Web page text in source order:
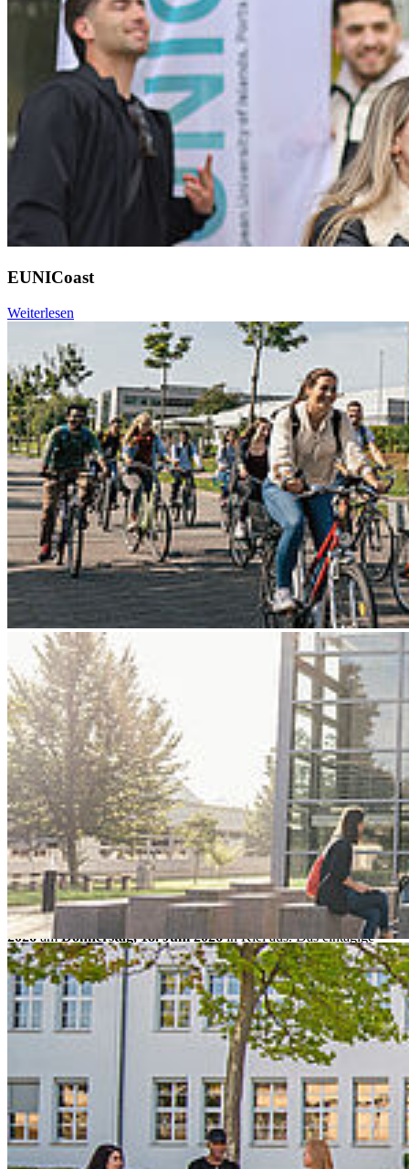
EUNICoast
Weiterlesen
Go to slide 1
Go to slide 2
Go to slide 3
Go to slide 4
Go to slide 5
Go to slide 6
Go to slide 7
Go to slide 8
Go to slide 9
Zurück
Ostsee ConnecT 2026: Wissenschaft.
Wirtschaft. Gesellschaft: Hochschulen
gestalten Wandel durch Innovation und
Zusammenarbeit
Donnerstag, 18. Juni 2026 - 0900Uhr
HAW Kiel || Rektorat
Die Europa-Universität Flensburg (EUF), die Hochschule für
Angewandte Wissenschaften Kiel (HAW Kiel) und die Hochschule
Stralsund richten die erste
Netzwerkkonferenz Ostsee ConnecT
2026amDonnerstag, 18. Juni 2026in Kiel aus. Das eintägige
Treffen richtet sich zunächst an alle deutschsprachigen Hochschulen
in Schleswig-Holstein und Mecklenburg-Vorpommern, die an der
Ostsee liegen und die stärker miteinander sowie mit ausländischen
Hochschulen im Ostseeraum kooperieren möchten. In den
Folgejahren können dann auch ausgewählte Vertreter*innen aus
anderen Anrainerstaaten der Ostsee eingeladen werden.
Termin speichern Alle Veranstaltungen
Kon­takt